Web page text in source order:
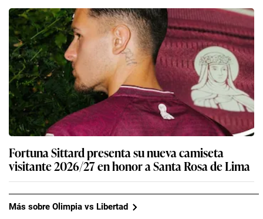
Fortuna Sittard presenta su nueva camiseta
visitante 2026/27 en honor a Santa Rosa de Lima
Más sobre Olimpia vs Libertad